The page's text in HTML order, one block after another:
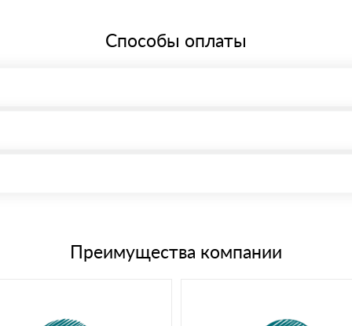
Способы оплаты
банковским картамПреимущества компании